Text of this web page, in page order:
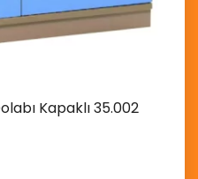
Kapaklı 35.002